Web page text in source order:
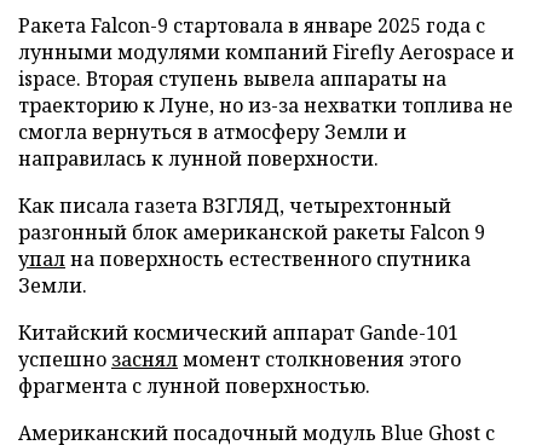
Ракета Falcon-9 стартовала в январе 2025 года с
лунными модулями компаний Firefly Aerospace и
ispace. Вторая ступень вывела аппараты на
траекторию к Луне, но из-за нехватки топлива не
смогла вернуться в атмосферу Земли и
направилась к лунной поверхности.
Как писала газета ВЗГЛЯД, четырехтонный
разгонный блок американской ракеты Falcon 9
упална поверхность естественного спутника
Земли.
Китайский космический аппарат Gande-101
успешно заснялмомент столкновения этого
фрагмента с лунной поверхностью.
Американский посадочный модуль Blue Ghost с